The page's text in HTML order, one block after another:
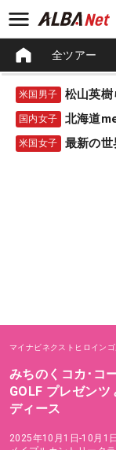
全ツアー
米国男子
国内女子 北海道
米国女子 最新の
マイナビネクストヒロイン
みちのくコカ･コ
GOLF プレゼンツ
ディース
2025年10月1日-10月1